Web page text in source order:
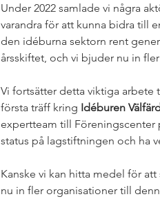
Under 2022 samlade vi några
varandra för att kunna bidra till
den idéburna sektorn rent
årsskiftet, och vi bjuder nu in
Vi fortsätter detta viktiga arbete
första träff kring Idéburen
expertteam till Föreningscenter
status på lagstiftningen och ha
Kanske vi kan hitta medel för
nu in fler organisationer till